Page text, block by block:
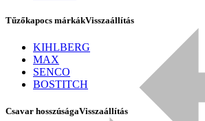
Signode
Tűzőkapocs márkákVisszaállítás
KIHLBERG
MAX
SENCO
BOSTITCH
Csavar hosszúságaVisszaállítás